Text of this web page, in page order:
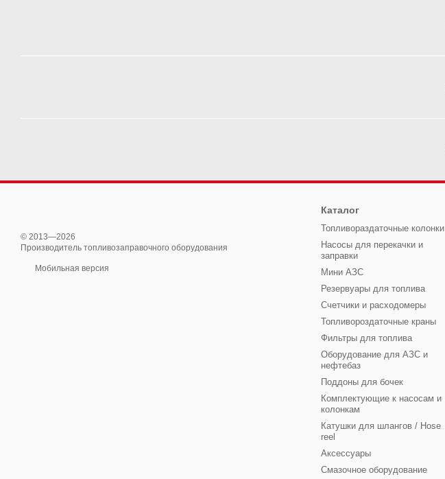
© 2013—2026
Производитель топливозаправочного оборудования
Мобильная версия
Каталог
Топливораздаточные колонки
Насосы для перекачки и
заправки
Мини АЗС
Резервуары для топлива
Счетчики и расходомеры
Топливороздаточные краны
Фильтры для топлива
Оборудование для АЗС и
нефтебаз
Поддоны для бочек
Комплектующие к насосам и
колонкам
Катушки для шлангов / Hose
reel
Аксессуары
Смазочное оборудование